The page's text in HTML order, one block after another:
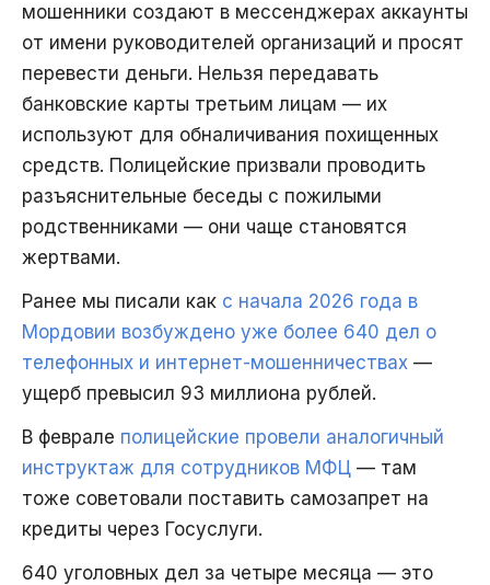
мошенники создают в мессенджерах аккаунты
от имени руководителей организаций и просят
перевести деньги. Нельзя передавать
банковские карты третьим лицам — их
используют для обналичивания похищенных
средств. Полицейские призвали проводить
разъяснительные беседы с пожилыми
родственниками — они чаще становятся
жертвами.
Ранее мы писали как с начала 2026 года в
Мордовии возбуждено уже более 640 дел о
телефонных и интернет-мошенничествах —
ущерб превысил 93 миллиона рублей.
В феврале полицейские провели аналогичный
инструктаж для сотрудников МФЦ — там
тоже советовали поставить самозапрет на
кредиты через Госуслуги.
640 уголовных дел за четыре месяца — это